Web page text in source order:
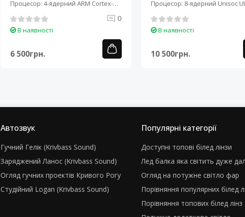
Процесор: 4-ядерний ARM Cortex-
0
В наявності
6 500грн.
Процесор: 8-ядерний Unisoc
В наявності
10 500грн.
Автозвук
Гучний Гелік (Krivbass Sound)
Заряджений Ланос (Krivbass Sound)
Огляд гучних проектів Кривого Рогу
Студійний Logan (Krivbass Sound)
Популярні категорії
Доступні топові білед лінзи
Лед балка яка світить дуже
Огляд на потужне світло фар
Порівняння популярних білед
Порівняння топових білед лінз